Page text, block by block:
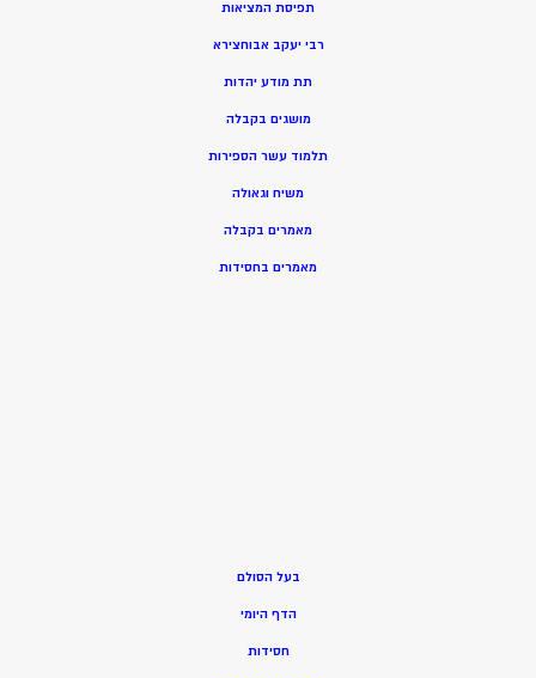
תפיסת המציאות
רבי יעקב אבוחצירא
תת מודע יהדות
מושגים בקבלה
תלמוד עשר הספירות
משיח וגאולה
מאמרים בקבלה
מאמרים בחסידות
בעל הסולם
הדף היומי
חסידות